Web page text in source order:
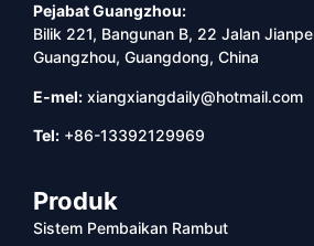
Pejabat Guangzhou:
Bilik 221, Bangunan B, 22 Jalan
Guangzhou, Guangdong, China
E-mel: xiangxiangdaily@hotmail.com
Tel: +86-13392129969
Produk
Sistem Pembaikan Rambut